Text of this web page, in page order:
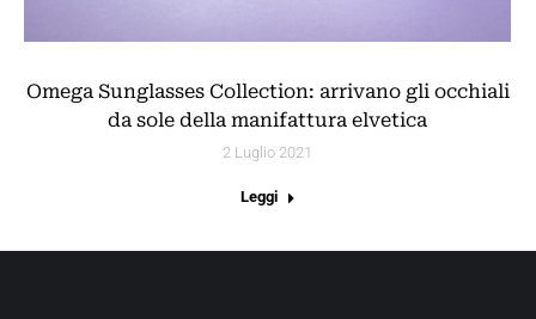
Omega Sunglasses Collection: arrivano gli occhiali
da sole della manifattura elvetica
2 Luglio 2021
Leggi